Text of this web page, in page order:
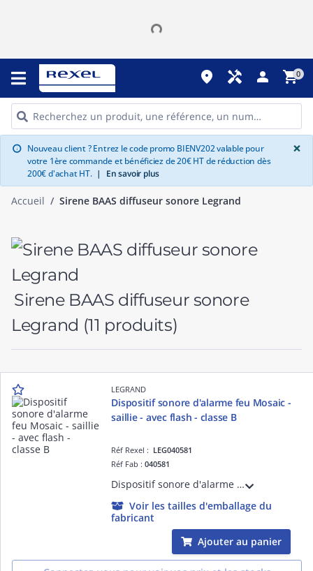
place handyman person shopping_cart0
info Nouveau client ? Entrez le code promo BIENV202 valable pour
votre 1ère commande et bénéficiez de 20€ HT de réduction dès
200€ d'achat HT. | En savoir plus
×
Accueil Sirene BAAS diffuseur sonore Legrand
Sirene BAAS diffuseur sonore
Legrand (11 produits)
LEGRAND
Dispositif sonore d'alarme feu Mosaic -
saillie - avec flash - classe B
Réf Rexel : LEG040581
Réf Fab :040581
Dispositif sonore d'alarme feu DSAF - IP42 IK07 classe B 90dB à 2m avec flash rouge - fixation saillie - conforme aux normes NF EN 54-3, NF S 32-001
Voir les tailles d'emballage du
fabricant
Ajouter au panier